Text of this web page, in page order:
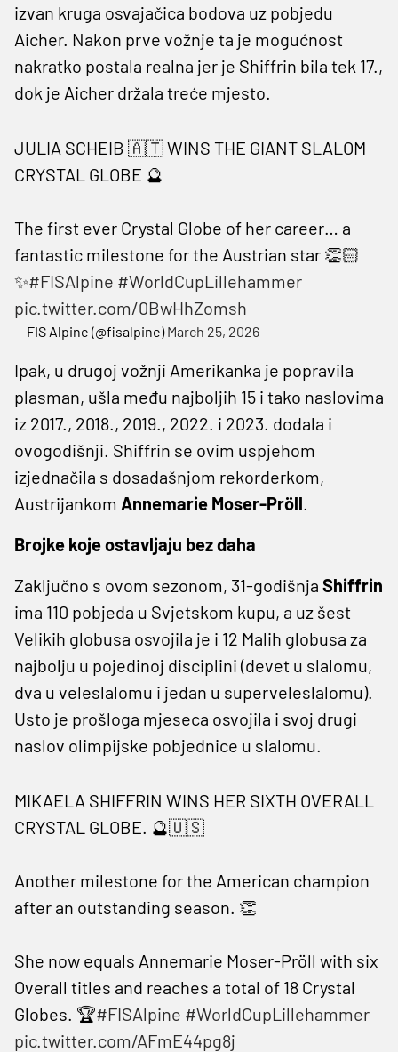
izvan kruga osvajačica bodova uz pobjedu
Aicher. Nakon prve vožnje ta je mogućnost
nakratko postala realna jer je Shiffrin bila tek 17.,
dok je Aicher držala treće mjesto.
JULIA SCHEIB 🇦🇹 WINS THE GIANT SLALOM
CRYSTAL GLOBE 🔮
The first ever Crystal Globe of her career… a
fantastic milestone for the Austrian star 👏🏻
✨#FISAlpine #WorldCupLillehammer
pic.twitter.com/0BwHhZomsh
— FIS Alpine (@fisalpine)March 25, 2026
Ipak, u drugoj vožnji Amerikanka je popravila
plasman, ušla među najboljih 15 i tako naslovima
iz 2017., 2018., 2019., 2022. i 2023. dodala i
ovogodišnji. Shiffrin se ovim uspjehom
izjednačila s dosadašnjom rekorderkom,
Austrijankom Annemarie Moser-Pröll.
Brojke koje ostavljaju bez daha
Zaključno s ovom sezonom, 31-godišnja Shiffrin
ima 110 pobjeda u Svjetskom kupu, a uz šest
Velikih globusa osvojila je i 12 Malih globusa za
najbolju u pojedinoj disciplini (devet u slalomu,
dva u veleslalomu i jedan u superveleslalomu).
Usto je prošloga mjeseca osvojila i svoj drugi
naslov olimpijske pobjednice u slalomu.
MIKAELA SHIFFRIN WINS HER SIXTH OVERALL
CRYSTAL GLOBE. 🔮🇺🇸
Another milestone for the American champion
after an outstanding season. 👏
She now equals Annemarie Moser-Pröll with six
Overall titles and reaches a total of 18 Crystal
Globes. 🏆#FISAlpine #WorldCupLillehammer
pic.twitter.com/AFmE44pg8j